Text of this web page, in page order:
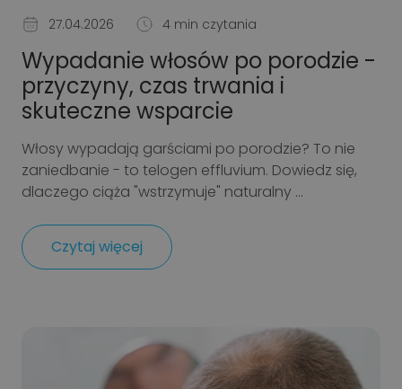
27.04.2026 4 min czytania
Wypadanie włosów po porodzie -
przyczyny, czas trwania i
skuteczne wsparcie
Włosy wypadają garściami po porodzie? To nie
zaniedbanie - to telogen effluvium. Dowiedz się,
dlaczego ciąża "wstrzymuje" naturalny ...
Czytaj więcej